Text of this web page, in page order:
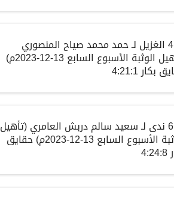
الغزيل لـحمد محمد صياح المنصوري
الوثبة الأسبوع السابع13-12-2023م)
بكار4:21:1
ندى لـسعيد سالم دربش العامري(تأهيل
الأسبوع السابع13-12-2023م) حقايق
4:24:8